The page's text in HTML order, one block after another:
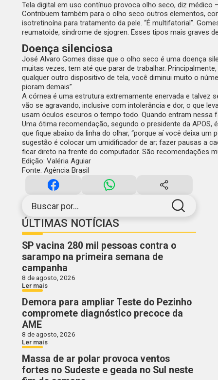
Buscar por...
ÚLTIMAS NOTÍCIAS
SP vacina 280 mil pessoas contra o
sarampo na primeira semana de
campanha
8 de agosto, 2026
Ler mais
Demora para ampliar Teste do Pezinho
compromete diagnóstico precoce da
AME
8 de agosto, 2026
Ler mais
Massa de ar polar provoca ventos
fortes no Sudeste e geada no Sul neste
Tela digital em uso contínuo provoca olho seco, diz médico
Contribuem também para o olho seco outros elementos,
isotretinoína para tratamento da pele. “É multifatorial”.
reumatoide, síndrome de sjogren. Esses tipos mais graves
Doença silenciosa
José Alvaro Gomes disse que o olho seco é uma doença
muitas vezes, tem até que parar de trabalhar.
qualquer outro dispositivo de tela, você diminui muito o
pioram demais”.
A córnea é uma estrutura extremamente enervada e talvez
vão se agravando, inclusive com intolerância e dor, o que
usam óculos escuros o tempo todo. Quando entram nessa
Uma ótima recomendação, segundo o presidente da
que fique abaixo da linha do olhar, “porque aí você deixa
sugestão é colocar um umidificador de ar; fazer pausas a
ficar direto na frente do computador. São recomendações
Edição: Valéria Aguiar
Fonte: Agência Brasil